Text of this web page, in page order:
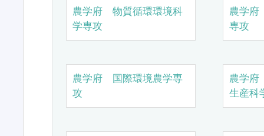
農学府 物質循環環境科
学専攻
農学
専攻
農学府 国際環境農学専
攻
農学
生産科